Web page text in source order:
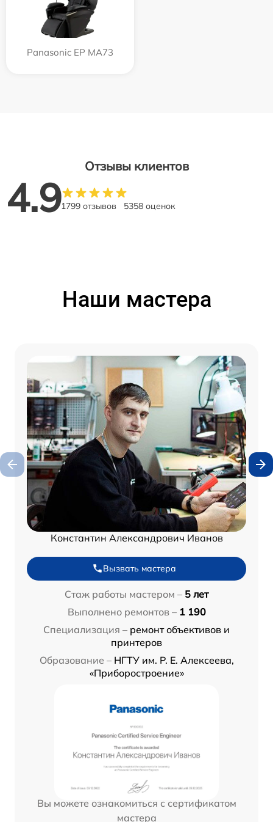
Panasonic EP MA73
Отзывы клиентов
4.91799 отзывов 5358 оценок
Наши мастера
Константин Александрович Иванов
Вызвать мастера
Стаж работы мастером – 5 лет
Выполнено ремонтов – 1 190
Специализация – ремонт объективов и
принтеров
Образование – НГТУ им. Р. Е. Алексеева,
«Приборостроение»
Вы можете ознакомиться с сертификатом
мастера